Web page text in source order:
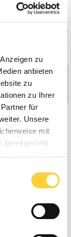
zu
anbieten
zu
zu Ihrer
für
Unsere
mit
bereitgestellt
4